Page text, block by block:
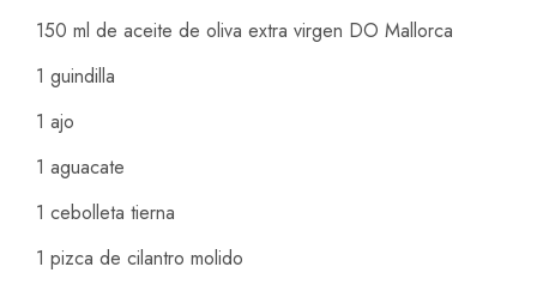
150 ml de aceite de oliva extra virgen DO Mallorca
1 guindilla
1 ajo
1 aguacate
1 cebolleta tierna
1 pizca de cilantro molido